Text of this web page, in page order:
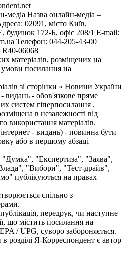
медіа Назва онлайн-медіа –
02091, місто Київ,
172-Б, офіс 208/1 E-mail:
Телефон: 044-205-43-00
R40-06068
матеріалів, розміщених на
умови посилання на
зі сторінки « Новини України
- видань - обов'язкове пряме
систем гіперпосилання .
в незалежності від
використання матеріалів.
- видань) - повинна бути
або в першому абзаці
"Експертиза", "Заява",
"Вибори", "Тест-драйв",
публікуються на правах
спільно з
передрук, чи наступне
що містить посилання на
/ UPG, суворо забороняється.
розділі Я-Корреспондент є автор